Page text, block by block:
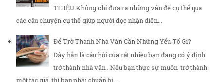
THIỆU Không chỉ đưa ra những vấn đề cụ thể qua
các câu chuyện cụ thể giúp người đọc nhận diện...
Để Trở Thành Nhà Văn Cần Những Yếu Tố Gì?
Đây hẳn là câu hỏi của rất nhiều bạn đang có ý định
trở thành nhà văn . Nếu bạn thực sự muốn trở thành
một tác giả thì bạn phải chuẩn bị...